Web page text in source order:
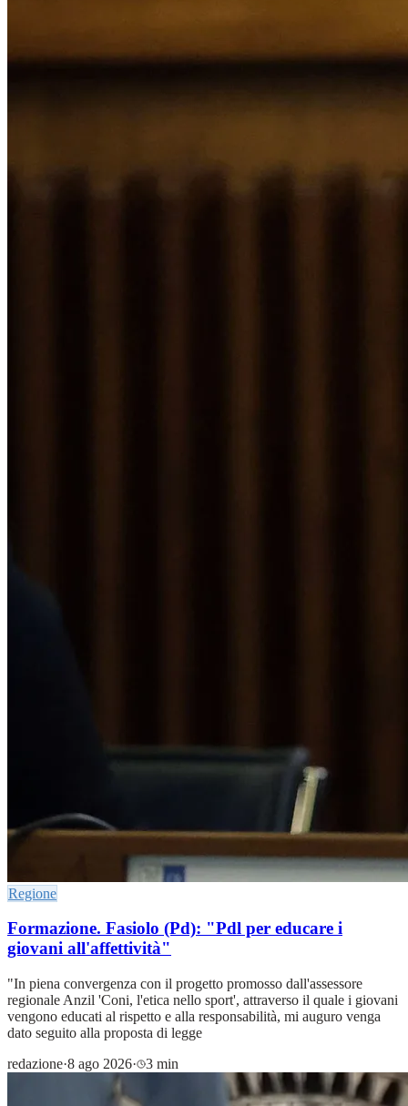
Regione
Formazione. Fasiolo (Pd): "Pdl per educare i
giovani all'affettività"
"In piena convergenza con il progetto promosso dall'assessore
regionale Anzil 'Coni, l'etica nello sport', attraverso il quale i giovani
vengono educati al rispetto e alla responsabilità, mi auguro venga
dato seguito alla proposta di legge
redazione·8 ago 2026· 3 min